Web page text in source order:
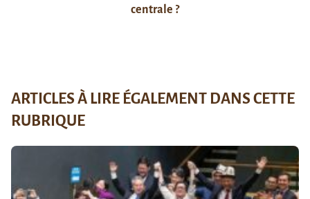
centrale ?
ARTICLES À LIRE ÉGALEMENT DANS CETTE
RUBRIQUE